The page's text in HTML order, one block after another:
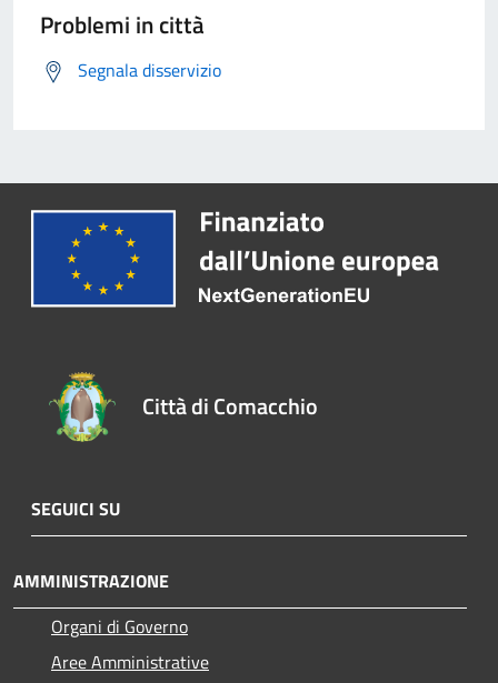
Problemi in città
Segnala disservizio
Città di Comacchio
SEGUICI SU
AMMINISTRAZIONE
Organi di Governo
Aree Amministrative